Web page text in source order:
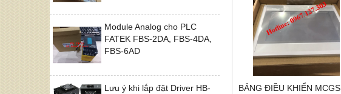
Module Analog cho PLC
FATEK FBS-2DA, FBS-4DA,
FBS-6AD
Lưu ý khi lắp đặt Driver HB-
BẢNG ĐIỀU KHIỂN MCGS